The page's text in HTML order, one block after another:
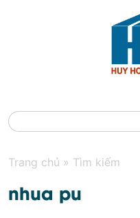
Trang chủ » Tìm kiếm
nhua pu